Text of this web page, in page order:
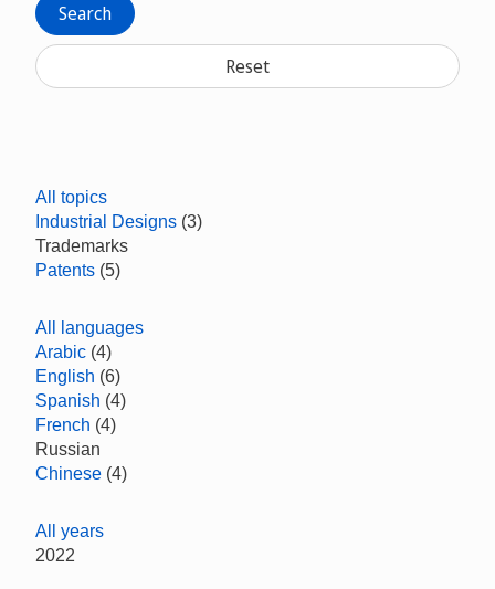
Search
Reset
All topics
Industrial Designs (3)
Trademarks
Patents (5)
All languages
Arabic (4)
English (6)
Spanish (4)
French (4)
Russian
Chinese (4)
All years
2022